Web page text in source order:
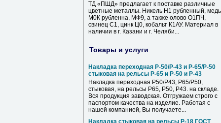
ТД «ПШД» предлагает к поставке различные
цветные металлы. Никель Н1 рубленный, медь
М0К рубленна, МФ9, а также олово О1ПЧ,
свинец С1, цинк Ц0, кобальт К1АУ. Материал в
наличии в г. Казани и г. Челяби...
Товары и услуги
Накладка переходная Р-50/Р-43 и Р-65/Р-50
стыковая на рельсы Р-65 и Р-50 и Р-43
Накладка переходная Р50/Р43, Р65/Р50,
стыковая, на рельсы Р65, Р50, Р43. на складе.
Вся продукция заводская. Отгружаем строго с
паспортом качества на изделие. Работая с
нашей компанией, Вы получаете...
Накладка стыковая на рельсы Р-18 ГОСТ